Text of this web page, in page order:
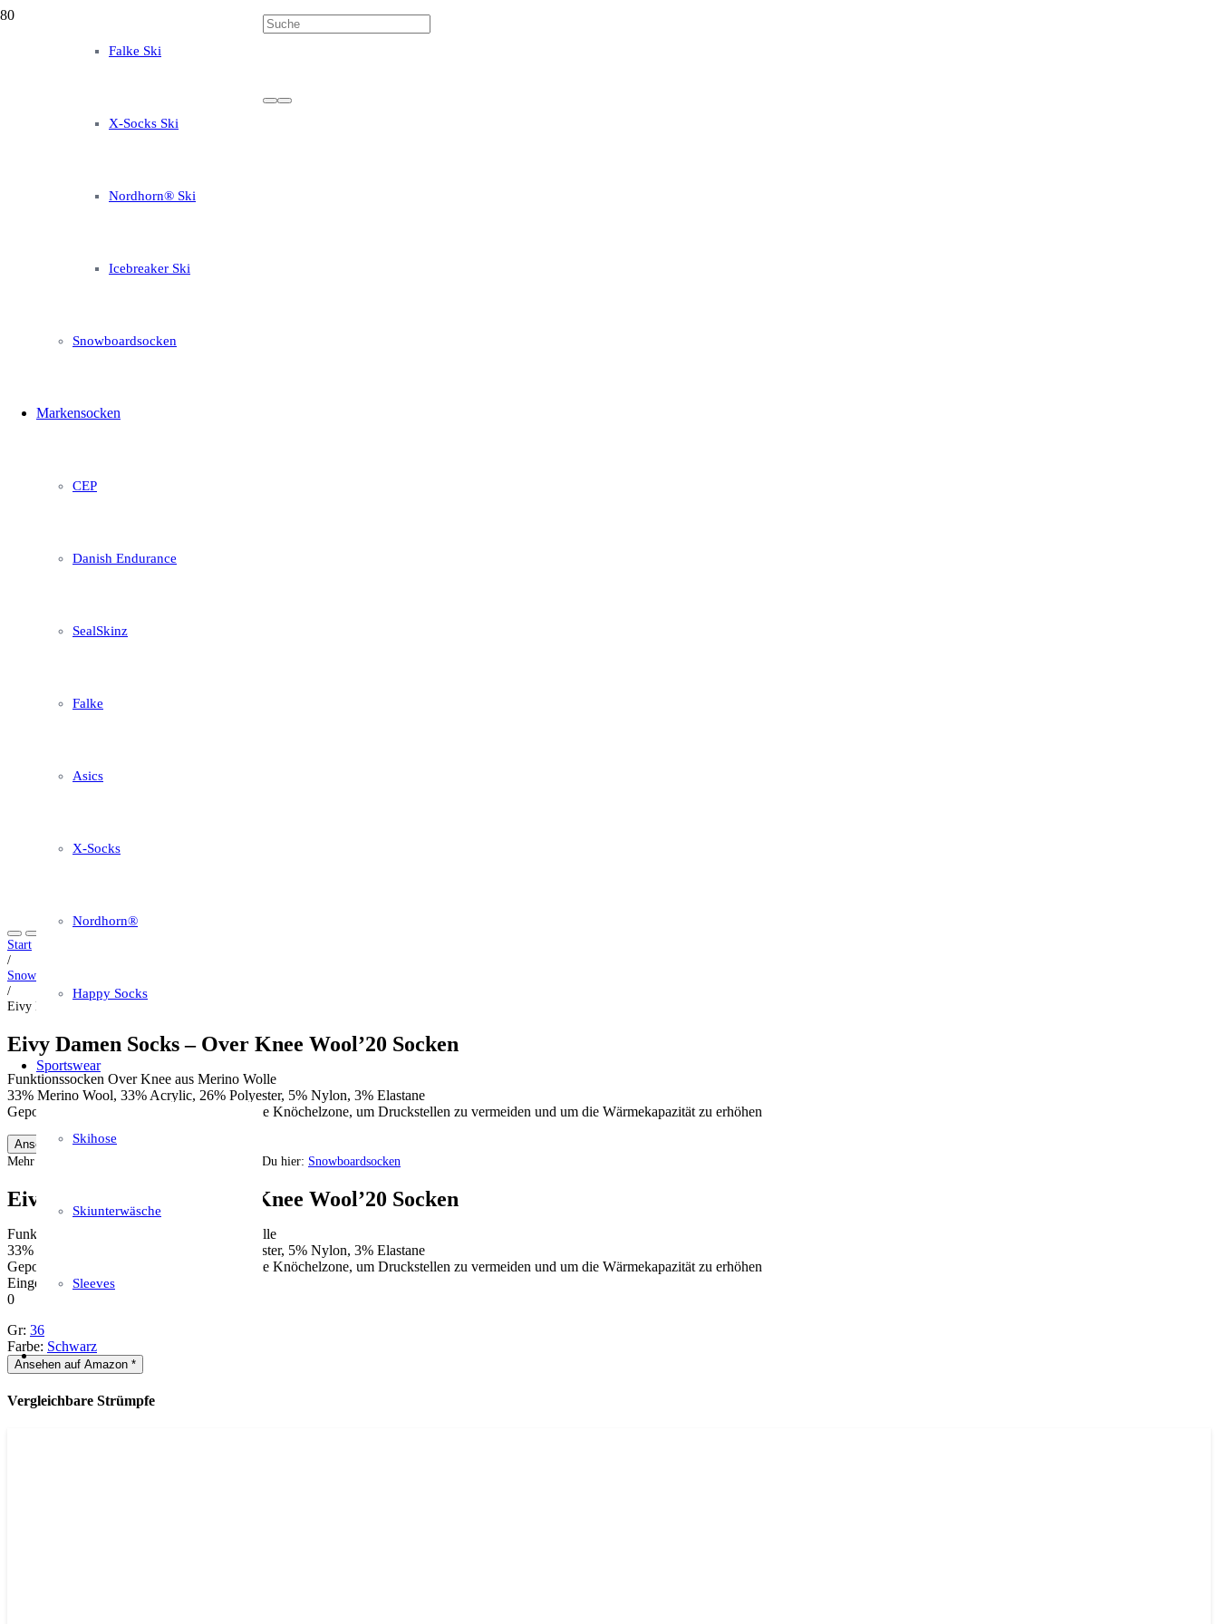
Falke Ski
X-Socks Ski
Nordhorn® Ski
Icebreaker Ski
Snowboardsocken
Markensocken
CEP
Danish Endurance
SealSkinz
Falke
Asics
X-Socks
Nordhorn®
Happy Socks
Sportswear
Skihose
Skiunterwäsche
Sleeves
Start
/
Snowboardsocken
/
Eivy Damen Socks – Over Knee Wool’20 Socken
Eivy Damen Socks – Over Knee Wool’20 Socken
Funktionssocken Over Knee aus Merino Wolle
33% Merino Wool, 33% Acrylic, 26% Polyester, 5% Nylon, 3% Elastane
Gepolstertes Fußbett und zusätzlich verstärkte Knöchelzone, um Druckstellen zu vermeiden und um die Wärmekapazität zu erhöhen
Ansehen auf Amazon *
Mehr Informationen zu diesen Strümpfen findest Du hier: Snowboardsocken
Eivy Damen Socks – Over Knee Wool’20 Socken
Funktionssocken Over Knee aus Merino Wolle
33% Merino Wool, 33% Acrylic, 26% Polyester, 5% Nylon, 3% Elastane
Gepolstertes Fußbett und zusätzlich verstärkte Knöchelzone, um Druckstellen zu vermeiden und um die Wärmekapazität zu erhöhen
Eingewebtes Eivy Logo
0
Gr: 36
Farbe: Schwarz
Ansehen auf Amazon *
Vergleichbare Strümpfe